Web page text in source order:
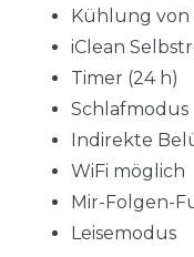
Kühlung von
iClean
Timer (24 h)
Schlafmodus
Indirekte
WiFi möglich
Mir-Folgen-
Leisemodus